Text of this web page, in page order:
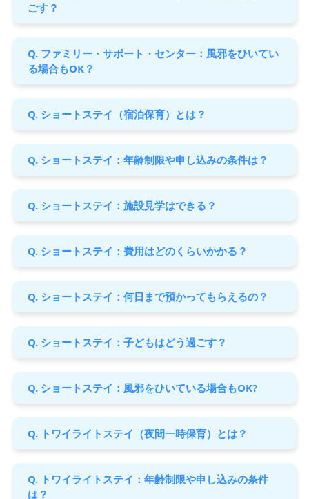
ごす？
Q. ファミリー・サポート・センター：風邪をひいてい
る場合もOK？
Q. ショートステイ（宿泊保育）とは？
Q. ショートステイ：年齢制限や申し込みの条件は？
Q. ショートステイ：施設見学はできる？
Q. ショートステイ：費用はどのくらいかかる？
Q. ショートステイ：何日まで預かってもらえるの？
Q. ショートステイ：子どもはどう過ごす？
Q. ショートステイ：風邪をひいている場合もOK?
Q. トワイライトステイ（夜間一時保育）とは？
Q. トワイライトステイ：年齢制限や申し込みの条件
は？